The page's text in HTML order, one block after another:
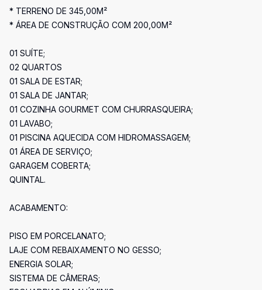
* TERRENO DE 345,00M²
* ÁREA DE CONSTRUÇÃO COM 200,00M²
01 SUÍTE;
02 QUARTOS
01 SALA DE ESTAR;
01 SALA DE JANTAR;
01 COZINHA GOURMET COM CHURRASQUEIRA;
01 LAVABO;
01 PISCINA AQUECIDA COM HIDROMASSAGEM;
01 ÁREA DE SERVIÇO;
GARAGEM COBERTA;
QUINTAL.
ACABAMENTO:
PISO EM PORCELANATO;
LAJE COM REBAIXAMENTO NO GESSO;
ENERGIA SOLAR;
SISTEMA DE CÂMERAS;